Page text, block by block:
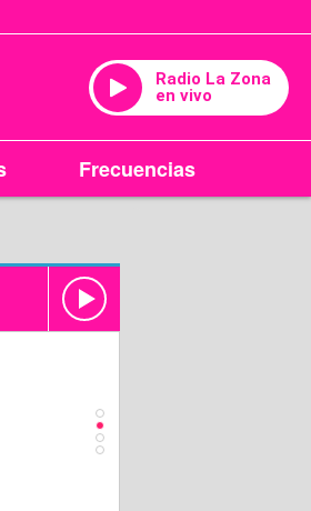
Radio La Zona
en vivo
Frecuencias
102.3